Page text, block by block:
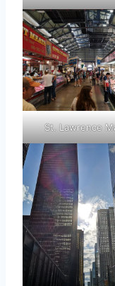
St. Lawrence